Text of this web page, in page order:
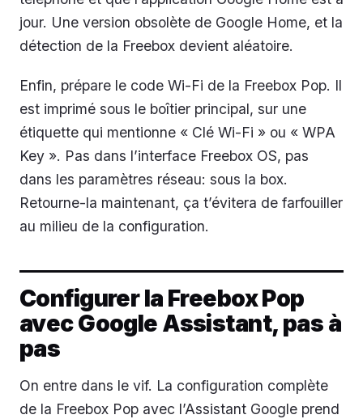
jour. Une version obsolète de Google Home, et la
détection de la Freebox devient aléatoire.
Enfin, prépare le code Wi-Fi de la Freebox Pop. Il
est imprimé sous le boîtier principal, sur une
étiquette qui mentionne « Clé Wi-Fi » ou « WPA
Key ». Pas dans l’interface Freebox OS, pas
dans les paramètres réseau: sous la box.
Retourne-la maintenant, ça t’évitera de farfouiller
au milieu de la configuration.
Configurer la Freebox Pop
avec Google Assistant, pas à
pas
On entre dans le vif. La configuration complète
de la Freebox Pop avec l’Assistant Google prend